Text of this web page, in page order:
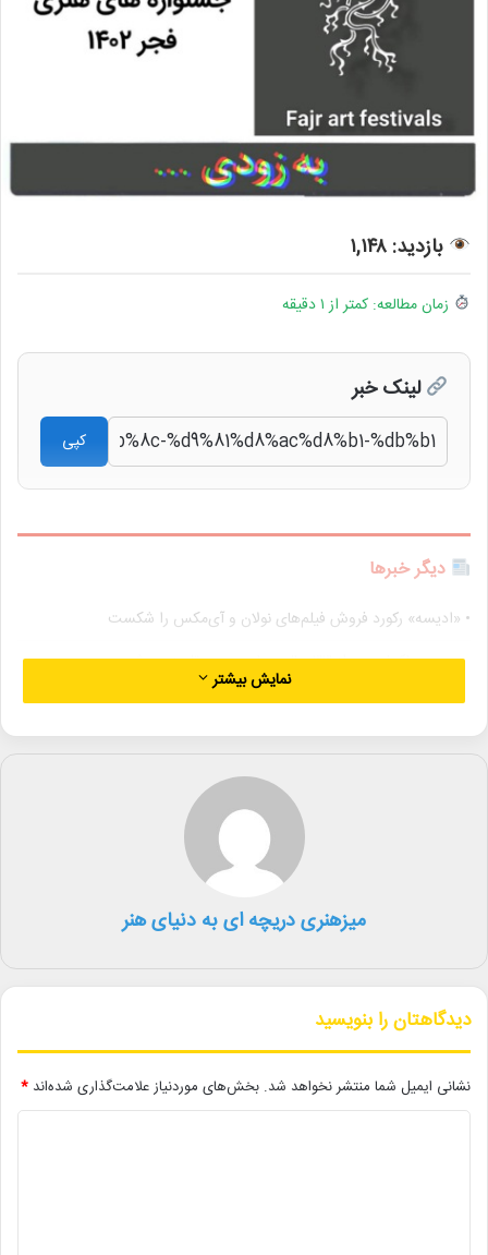
بازدید: ۱,۱۴۸
زمان مطالعه: کمتر از ۱ دقیقه
لینک خبر
کپی
دیگر خبرها
• «ادیسه» رکورد فروش فیلم‌های نولان و آی‌مکس را شکست
• حسین پاکدل پس از ۳۳ سال دوباره مجری تلویزیون شد
• بسته خبری
• یاسر طالبی داور جشنواره مستند Doker روسیه شد
• «مثل یک معجزه» به جشنواره ایتالیایی راه یافت
• «کلاسیک‌های کانون» با ادای احترام به واروژ کریم‌مسیحی برگزار شد
جسنواره های هنری فجر۱۴۰۲ جشنواره فجر
نمایش بیشتر
میزهنری دریچه ای به دنیای هنر
دیدگاهتان را بنویسید
نشانی ایمیل شما منتشر نخواهد شد. بخش‌های موردنیاز علامت‌گذاری شده‌اند *